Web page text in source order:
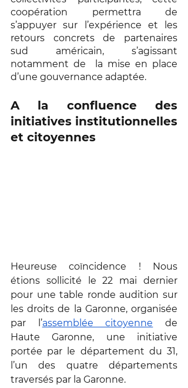
coopération permettra de
s’appuyer sur l’expérience et les
retours concrets de partenaires
sud américain, s’agissant
notamment de  la mise en place
d’une gouvernance adaptée.
A la confluence des
initiatives institutionnelles
et citoyennes
Heureuse coïncidence ! Nous
étions sollicité le 22 mai dernier
pour une table ronde audition sur
les droits de la Garonne, organisée
par l’assemblée citoyenne de
Haute Garonne, une initiative
portée par le département du 31,
l’un des quatre départements
traversés par la Garonne.